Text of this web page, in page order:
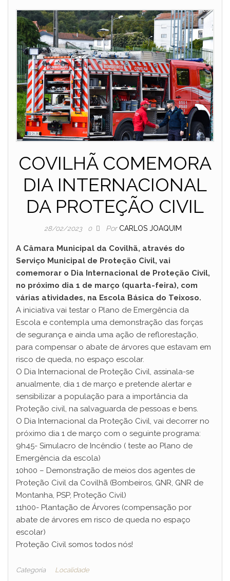
COVILHÃ COMEMORA
DIA INTERNACIONAL
DA PROTEÇÃO CIVIL
28/02/2023 0 Por CARLOS JOAQUIM
A Câmara Municipal da Covilhã, através do
Serviço Municipal de Proteção Civil, vai
comemorar o Dia Internacional de Proteção Civil,
no próximo dia 1 de março (quarta-feira), com
várias atividades, na Escola Básica do Teixoso.
A iniciativa vai testar o Plano de Emergência da
Escola e contempla uma demonstração das forças
de segurança e ainda uma ação de reflorestação,
para compensar o abate de árvores que estavam em
risco de queda, no espaço escolar.
O Dia Internacional de Proteção Civil, assinala-se
anualmente, dia 1 de março e pretende alertar e
sensibilizar a população para a importância da
Proteção civil, na salvaguarda de pessoas e bens.
O Dia Internacional da Proteção Civil, vai decorrer no
próximo dia 1 de março com o seguinte programa:
9h45- Simulacro de Incêndio ( teste ao Plano de
Emergência da escola)
10h00 – Demonstração de meios dos agentes de
Proteção Civil da Covilhã (Bombeiros, GNR, GNR de
Montanha, PSP, Proteção Civil)
11h00- Plantação de Árvores (compensação por
abate de árvores em risco de queda no espaço
escolar)
Proteção Civil somos todos nós!
Categoria Localidade